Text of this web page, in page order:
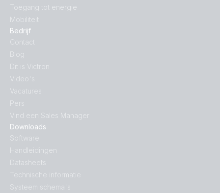
Downloads
Software
Handleidingen
Datasheets
Technische informatie
Systeem schema's
Toegang tot energie
Mobiliteit
Bedrijf
Contact
Blog
Dit is Victron
Video's
Vacatures
Pers
Vind een Sales Manager